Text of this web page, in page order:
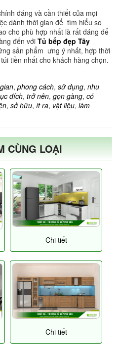
đáng và cần thiết của mọi
dành thời gian để tìm hiểu so
cho phù hợp nhất là rất đáng để
đến với Tủ bếp đẹp Tây
sản phẩm ưng ý nhất, hợp thời
tiền nhất cho khách hàng chọn.
, phong cách, sử dụng, nhu
đích, trở nên, gọn gàng, có
, sở hữu, ít ra, vật liệu, làm
CÙNG LOẠI
Chi tiết
Chi tiết